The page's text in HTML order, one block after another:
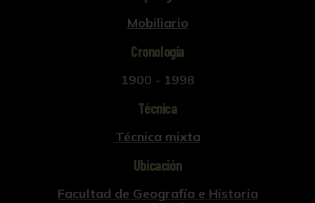
Mobiliario
Cronología
1900 - 1998
Técnica
Técnica mixta
Ubicación
Facultad de Geografía e Historia